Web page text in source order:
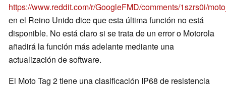
https://www.reddit.com/r/GoogleFMD/comments/1szrs0i/
en el Reino Unido dice que esta última función no está
disponible. No está claro si se trata de un error o Motorola
añadirá la función más adelante mediante una
actualización de software.
El Moto Tag 2 tiene una clasificación IP68 de resistencia